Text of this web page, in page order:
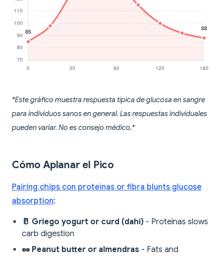
*Este gráfico muestra respuesta típica de glucosa en sangre
para individuos sanos en general. Las respuestas individuales
pueden variar. No es consejo médico.*
Cómo Aplanar el Pico
Pairing chips con proteínas or fibra blunts glucose
absorption:
🥛 Griego yogurt or curd (dahi) - Proteínas slows
carb digestion
🥜 Peanut butter or almendras - Fats and